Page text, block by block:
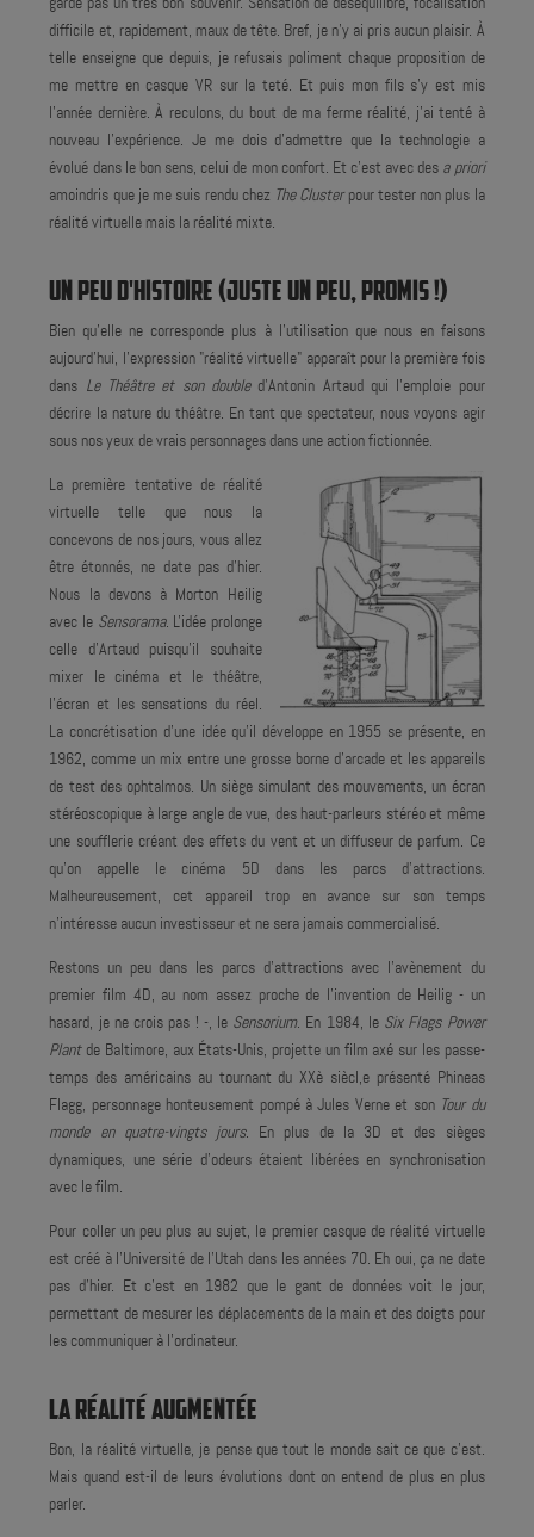
difficile et, rapidement, maux de tête. Bref, je n'y ai pris aucun plaisir. À
telle enseigne que depuis, je refusais poliment chaque proposition de
me mettre en casque VR sur la teté. Et puis mon fils s'y est mis
l'année dernière. À reculons, du bout de ma ferme réalité, j'ai tenté à
nouveau l'expérience. Je me dois d'admettre que la technologie a
évolué dans le bon sens, celui de mon confort. Et c'est avec des a priori
amoindris que je me suis rendu chez The Clusterpour tester non plus la
réalité virtuelle mais la réalité mixte.
UN PEU D'HISTOIRE (JUSTE UN PEU, PROMIS !)
Bien qu'elle ne corresponde plus à l'utilisation que nous en faisons
aujourd'hui, l'expression "réalité virtuelle" apparaît pour la première fois
dans Le Théâtre et son doubled'Antonin Artaud qui l'emploie pour
décrire la nature du théâtre. En tant que spectateur, nous voyons agir
sous nos yeux de vrais personnages dans une action fictionnée.
La première tentative de réalité
virtuelle telle que nous la
concevons de nos jours, vous allez
être étonnés, ne date pas d'hier.
Nous la devons à Morton Heilig
avec le Sensorama. L'idée prolonge
celle d'Artaud puisqu'il souhaite
mixer le cinéma et le théâtre,
l'écran et les sensations du réel.
La concrétisation d'une idée qu'il développe en 1955 se présente, en
1962, comme un mix entre une grosse borne d'arcade et les appareils
de test des ophtalmos. Un siège simulant des mouvements, un écran
stéréoscopique à large angle de vue, des haut-parleurs stéréo et même
une soufflerie créant des effets du vent et un diffuseur de parfum. Ce
qu'on appelle le cinéma 5D dans les parcs d'attractions.
Malheureusement, cet appareil trop en avance sur son temps
n'intéresse aucun investisseur et ne sera jamais commercialisé.
Restons un peu dans les parcs d'attractions avec l'avènement du
premier film 4D, au nom assez proche de l'invention de Heilig - un
hasard, je ne crois pas ! -, le Sensorium. En 1984, le Six Flags Power
Plantde Baltimore, aux États-Unis, projette un film axé sur les passe-
temps des américains au tournant du XXè siècl,e présenté Phineas
Flagg, personnage honteusement pompé à Jules Verne et son Tour du
monde en quatre-vingts jours. En plus de la 3D et des sièges
dynamiques, une série d'odeurs étaient libérées en synchronisation
avec le film.
Pour coller un peu plus au sujet, le premier casque de réalité virtuelle
est créé à l'Université de l'Utah dans les années 70. Eh oui, ça ne date
pas d'hier. Et c'est en 1982 que le gant de données voit le jour,
permettant de mesurer les déplacements de la main et des doigts pour
les communiquer à l'ordinateur.
LA RÉALITÉ AUGMENTÉE
Bon, la réalité virtuelle, je pense que tout le monde sait ce que c'est.
Mais quand est-il de leurs évolutions dont on entend de plus en plus
parler.